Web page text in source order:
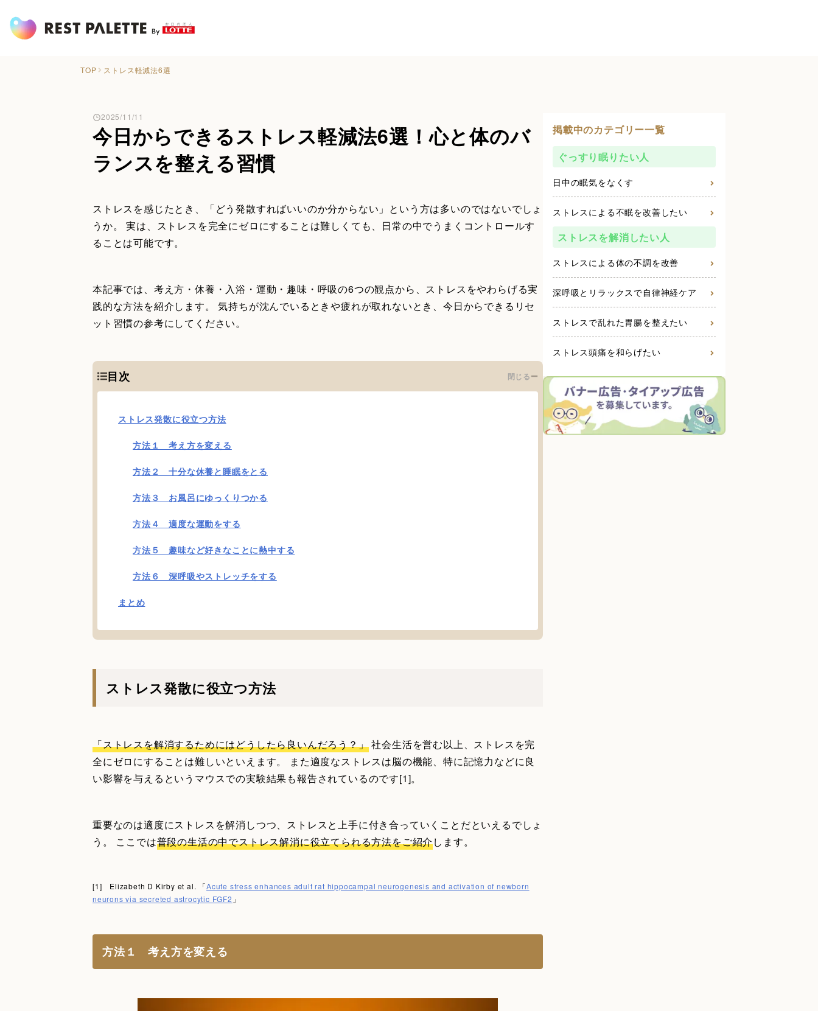
TOP ストレス軽減法6選
今日からできるストレス軽減法6選！心と体のバ
ランスを整える習慣
2025/11/11
ストレスを感じたとき、「どう発散すればいいのか分からない」という方は多いのではないでしょ
うか。 実は、ストレスを完全にゼロにすることは難しくても、日常の中でうまくコントロールす
ることは可能です。
本記事では、考え方・休養・入浴・運動・趣味・呼吸の6つの観点から、ストレスをやわらげる実
践的な方法を紹介します。 気持ちが沈んでいるときや疲れが取れないとき、今日からできるリセ
ット習慣の参考にしてください。
目次 閉じる
ストレス発散に役立つ方法
方法１ 考え方を変える
方法２ 十分な休養と睡眠をとる
方法３ お風呂にゆっくりつかる
方法４ 適度な運動をする
方法５ 趣味など好きなことに熱中する
方法６ 深呼吸やストレッチをする
まとめ
ストレス発散に役立つ方法
「ストレスを解消するためにはどうしたら良いんだろう？」社会生活を営む以上、ストレスを完
全にゼロにすることは難しいといえます。 また適度なストレスは脳の機能、特に記憶力などに良
い影響を与えるというマウスでの実験結果も報告されているのです[1]。
重要なのは適度にストレスを解消しつつ、ストレスと上手に付き合っていくことだといえるでしょ
う。 ここでは普段の生活の中でストレス解消に役立てられる方法をご紹介します。
[1] Elizabeth D Kirby et al. 「Acute stress enhances adult rat hippocampal neurogenesis and activation of newborn
neurons via secreted astrocytic FGF2 」
方法１ 考え方を変える
掲載中のカテゴリー一覧
ぐっすり眠りたい人
日中の眠気をなくす
ストレスによる不眠を改善したい
ストレスを解消したい人
ストレスによる体の不調を改善
深呼吸とリラックスで自律神経ケア
ストレスで乱れた胃腸を整えたい
ストレス頭痛を和らげたい